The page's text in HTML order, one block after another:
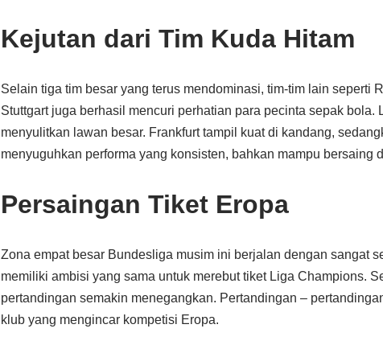
Kejutan dari Tim Kuda Hitam
Selain tiga tim besar yang terus mendominasi, tim-tim lain seperti
Stuttgart juga berhasil mencuri perhatian para pecinta sepak
menyulitkan lawan besar. Frankfurt tampil kuat di kandang,
menyuguhkan performa yang konsisten, bahkan mampu bersaing
Persaingan Tiket Eropa
Zona empat besar Bundesliga musim ini berjalan dengan sangat
memiliki ambisi yang sama untuk merebut tiket Liga Champions.
pertandingan semakin menegangkan. Pertandingan –
klub yang mengincar kompetisi Eropa.